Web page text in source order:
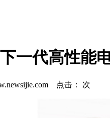
一代高性能
点击： 次